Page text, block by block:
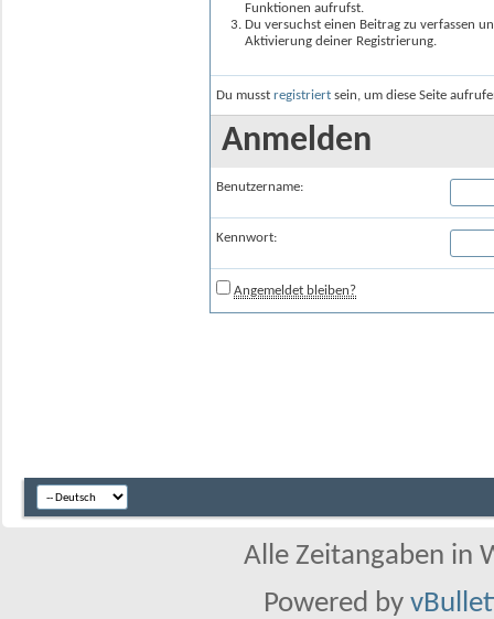
Funktionen aufrufst.
Du versuchst einen Beitrag zu verfassen
Aktivierung deiner Registrierung.
Du musst registriert sein, um diese Seite
Anmelden
Benutzername:
Kennwort:
Angemeldet bleiben?
Alle Zeitangaben in
Powered by